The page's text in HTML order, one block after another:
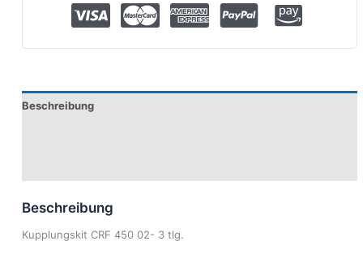
Beschreibung
Beschreibung
Kupplungskit CRF 450 02- 3 tlg.